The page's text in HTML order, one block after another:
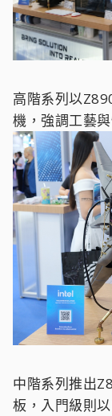
高階系列以
機，強調工藝與
中階系列推出
板，入門級則